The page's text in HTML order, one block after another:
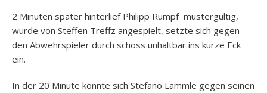
2 Minuten später hinterlief Philipp Rumpf mustergültig,
wurde von Steffen Treffz angespielt, setzte sich gegen
den Abwehrspieler durch schoss unhaltbar ins kurze Eck
ein.
In der 20 Minute konnte sich Stefano Lämmle gegen seinen